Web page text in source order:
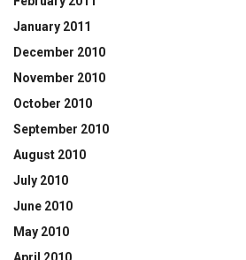
January 2011
December 2010
November 2010
October 2010
September 2010
August 2010
July 2010
June 2010
May 2010
April 2010